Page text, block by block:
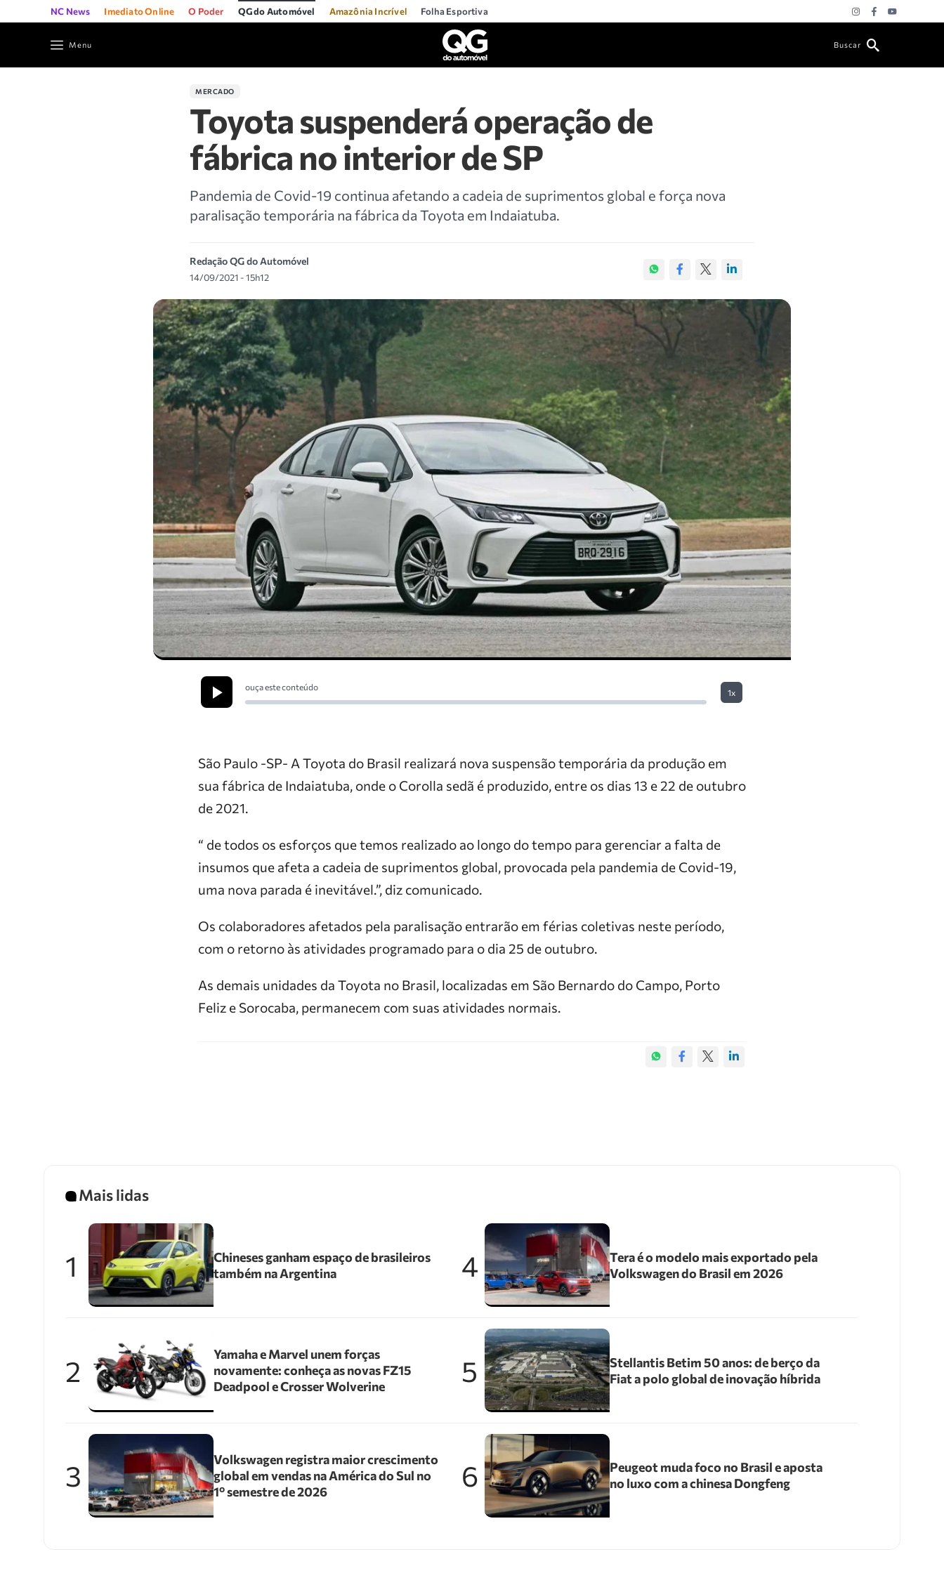
NC News Imediato Online O Poder QG do Automóvel Amazônia Incrível Folha Esportiva
Menu Buscar
MERCADO
Toyota suspenderá operação de
fábrica no interior de SP
Pandemia de Covid-19 continua afetando a cadeia de suprimentos global e força nova
paralisação temporária na fábrica da Toyota em Indaiatuba.
Redação QG do Automóvel
14/09/2021 - 15h12
ouça este conteúdo
1x
São Paulo -SP- A Toyota do Brasil realizará nova suspensão temporária da produção em
sua fábrica de Indaiatuba, onde o Corolla sedã é produzido, entre os dias 13 e 22 de outubro
de 2021.
“ de todos os esforços que temos realizado ao longo do tempo para gerenciar a falta de
insumos que afeta a cadeia de suprimentos global, provocada pela pandemia de Covid-19,
uma nova parada é inevitável.”, diz comunicado.
Os colaboradores afetados pela paralisação entrarão em férias coletivas neste período,
com o retorno às atividades programado para o dia 25 de outubro.
As demais unidades da Toyota no Brasil, localizadas em São Bernardo do Campo, Porto
Feliz e Sorocaba, permanecem com suas atividades normais.
Mais lidas
1
Chineses ganham espaço de brasileiros
também na Argentina
2
Yamaha e Marvel unem forças
novamente: conheça as novas FZ15
Deadpool e Crosser Wolverine
3
Volkswagen registra maior crescimento
global em vendas na América do Sul no
1º semestre de 2026
4
Tera é o modelo mais exportado pela
Volkswagen do Brasil em 2026
5
Stellantis Betim 50 anos: de berço da
Fiat a polo global de inovação híbrida
6
Peugeot muda foco no Brasil e aposta
no luxo com a chinesa Dongfeng